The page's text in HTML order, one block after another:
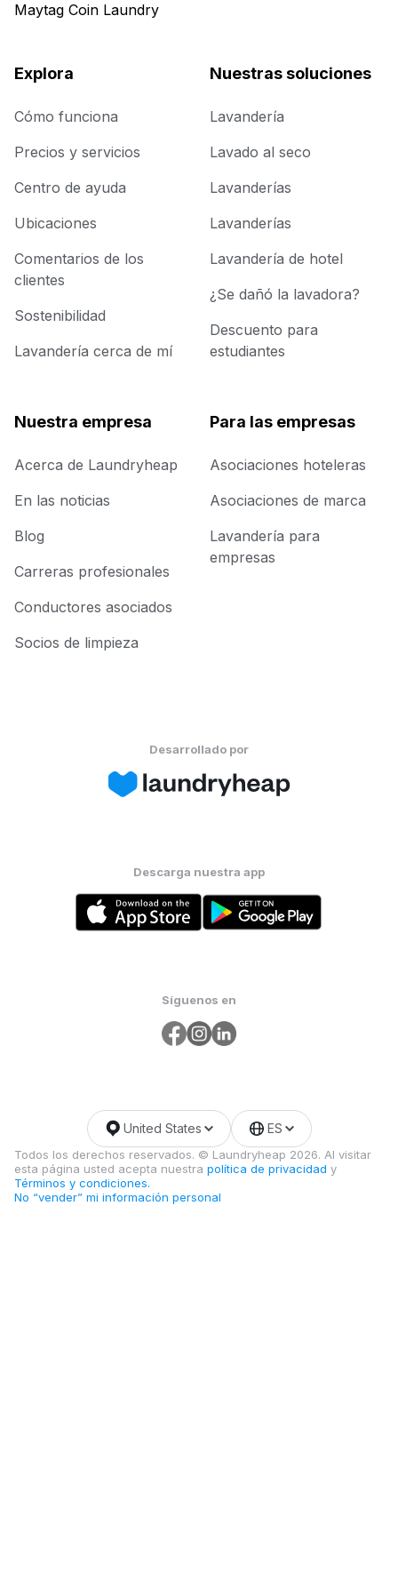
Maytag Coin Laundry
Explora
Cómo funciona
Precios y servicios
Centro de ayuda
Ubicaciones
Comentarios de los
clientes
Sostenibilidad
Lavandería cerca de mí
Nuestras soluciones
Lavandería
Lavado al seco
Lavanderías
Lavanderías
Lavandería de hotel
¿Se dañó la lavadora?
Descuento para
estudiantes
Nuestra empresa
Acerca de Laundryheap
En las noticias
Blog
Carreras profesionales
Conductores asociados
Socios de limpieza
Para las empresas
Asociaciones hoteleras
Asociaciones de marca
Lavandería para
empresas
Desarrollado por
Descarga nuestra app
Síguenos en
Todos los derechos reservados. © Laundryheap 2026. Al visitar
esta página usted acepta nuestra política de privacidad y
Términos y condiciones.
No “vender” mi información personal
United States ES